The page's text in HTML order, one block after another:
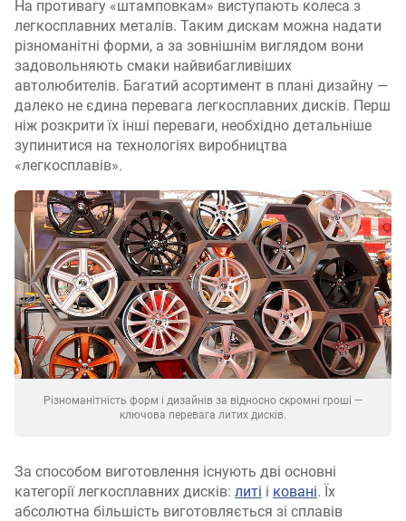
На противагу «штамповкам» виступають колеса з
легкосплавних металів. Таким дискам можна надати
різноманітні форми, а за зовнішнім виглядом вони
задовольняють смаки найвибагливіших
автолюбителів. Багатий асортимент в плані дизайну —
далеко не єдина перевага легкосплавних дисків. Перш
ніж розкрити їх інші переваги, необхідно детальніше
зупинитися на технологіях виробництва
«легкосплавів».
Різноманітність форм і дизайнів за відносно скромні гроші —
ключова перевага литих дисків.
За способом виготовлення існують дві основні
категорії легкосплавних дисків: литі і ковані. Їх
абсолютна більшість виготовляється зі сплавів